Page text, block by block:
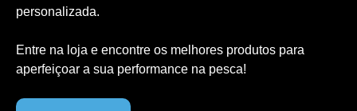
personalizada.
Entre na loja e encontre os melhores produtos para
aperfeiçoar a sua performance na pesca!